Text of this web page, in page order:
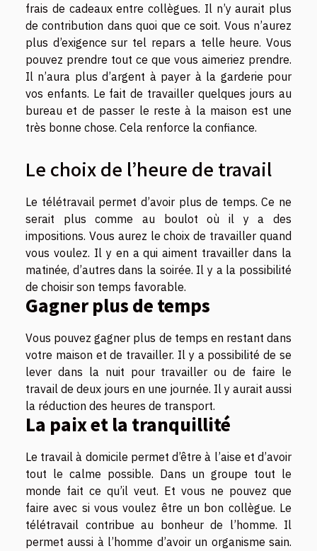
frais de cadeaux entre collègues. Il n’y aurait plus
de contribution dans quoi que ce soit. Vous n’aurez
plus d’exigence sur tel repars a telle heure. Vous
pouvez prendre tout ce que vous aimeriez prendre.
Il n’aura plus d’argent à payer à la garderie pour
vos enfants. Le fait de travailler quelques jours au
bureau et de passer le reste à la maison est une
très bonne chose. Cela renforce la confiance.
Le choix de l’heure de travail
Le télétravail permet d’avoir plus de temps. Ce ne
serait plus comme au boulot où il y a des
impositions. Vous aurez le choix de travailler quand
vous voulez. Il y en a qui aiment travailler dans la
matinée, d’autres dans la soirée. Il y a la possibilité
de choisir son temps favorable.
Gagner plus de temps
Vous pouvez gagner plus de temps en restant dans
votre maison et de travailler. Il y a possibilité de se
lever dans la nuit pour travailler ou de faire le
travail de deux jours en une journée. Il y aurait aussi
la réduction des heures de transport.
La paix et la tranquillité
Le travail à domicile permet d’être à l’aise et d’avoir
tout le calme possible. Dans un groupe tout le
monde fait ce qu’il veut. Et vous ne pouvez que
faire avec si vous voulez être un bon collègue. Le
télétravail contribue au bonheur de l’homme. Il
permet aussi à l’homme d’avoir un organisme sain.